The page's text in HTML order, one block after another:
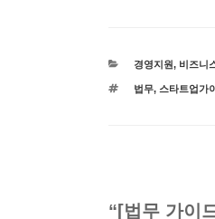
카
고
경영지원, 비즈니
태
법무, 스타트업가
“[법무 가이